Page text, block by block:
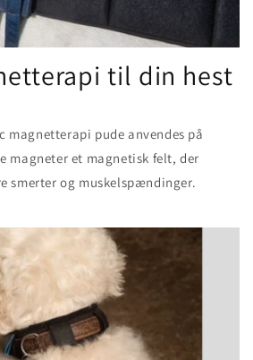
til din hest
magnetterapi pude anvendes på
magneter et magnetisk felt, der
smerter og muskelspændinger.